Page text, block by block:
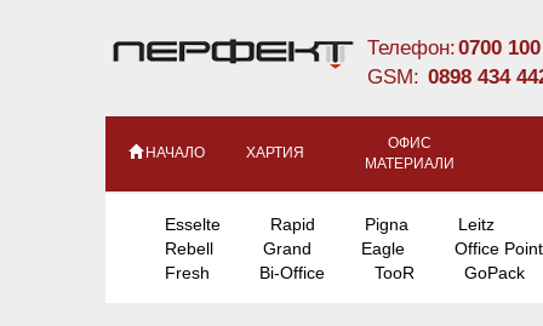
Телефон:0700
GSM: 0898 434
НАЧАЛО ХАРТИЯ
ОФИС
МАТЕРИАЛИ
Esselte Rapid Pigna Leitz
Rebell
Grand Eagle Office Point
Fresh
Bi-Office TooR GoPack